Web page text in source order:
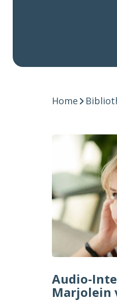
Home
Audio-
Marjolein